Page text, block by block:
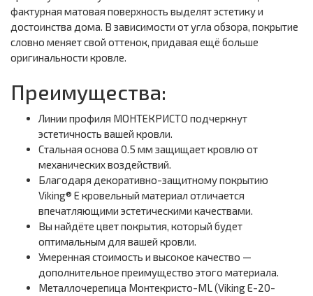
фактурная матовая поверхность выделят эстетику и
достоинства дома. В зависимости от угла обзора, покрытие
словно меняет свой оттенок, придавая ещё больше
оригинальности кровле.
Преимущества:
Линии профиля МОНТЕКРИСТО подчеркнут
эстетичность вашей кровли.
Стальная основа 0.5 мм защищает кровлю от
механических воздействий.
Благодаря декоративно-защитному покрытию
Viking® E кровельный материал отличается
впечатляющими эстетическими качествами.
Вы найдёте цвет покрытия, который будет
оптимальным для вашей кровли.
Умеренная стоимость и высокое качество —
дополнительное преимущество этого материала.
Металлочерепица Монтекристо-ML (Viking E-20-